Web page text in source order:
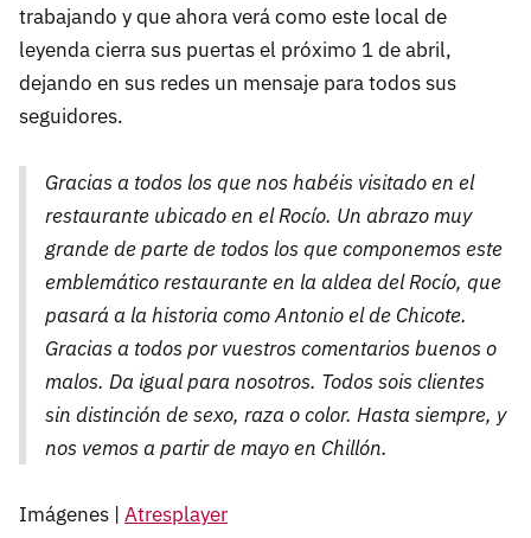
trabajando y que ahora verá como este local de
leyenda cierra sus puertas el próximo 1 de abril,
dejando en sus redes un mensaje para todos sus
seguidores.
Gracias a todos los que nos habéis visitado en el
restaurante ubicado en el Rocío. Un abrazo muy
grande de parte de todos los que componemos este
emblemático restaurante en la aldea del Rocío, que
pasará a la historia como Antonio el de Chicote.
Gracias a todos por vuestros comentarios buenos o
malos. Da igual para nosotros. Todos sois clientes
sin distinción de sexo, raza o color. Hasta siempre, y
nos vemos a partir de mayo en Chillón.
Imágenes | Atresplayer